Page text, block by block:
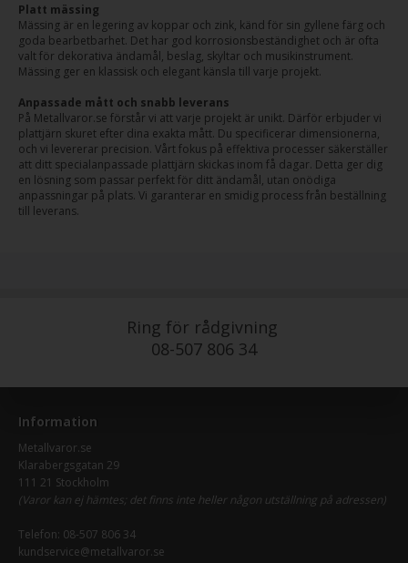
Platt mässing
Mässing är en legering av koppar och zink, känd för sin gyllene färg och
goda bearbetbarhet. Det har god korrosionsbeständighet och är ofta
valt för dekorativa ändamål, beslag, skyltar och musikinstrument.
Mässing ger en klassisk och elegant känsla till varje projekt.
Anpassade mått och snabb leverans
På Metallvaror.se förstår vi att varje projekt är unikt. Därför erbjuder vi
plattjärn skuret efter dina exakta mått. Du specificerar dimensionerna,
och vi levererar precision. Vårt fokus på effektiva processer säkerställer
att ditt specialanpassade plattjärn skickas inom få dagar. Detta ger dig
en lösning som passar perfekt för ditt ändamål, utan onödiga
anpassningar på plats. Vi garanterar en smidig process från beställning
till leverans.
Ring för rådgivning
08-507 806 34
Information
Metallvaror.se
Klarabergsgatan 29
111 21 Stockholm
(Varor kan ej hämtes; det finns inte heller någon utställning på adressen)
Telefon: 08-507 806 34
kundservice@metallvaror.se